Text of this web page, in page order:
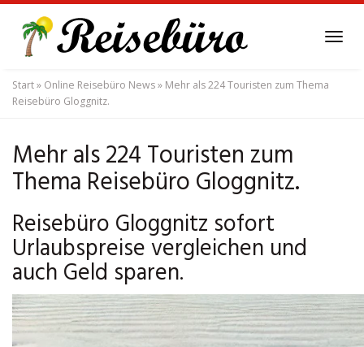
main
content
Start» Online Reisebüro News» Mehr als 224 Touristen zum Thema
Reisebüro Gloggnitz.
Mehr als 224 Touristen zum
Thema Reisebüro Gloggnitz.
Reisebüro Gloggnitz sofort
Urlaubspreise vergleichen und
auch Geld sparen.